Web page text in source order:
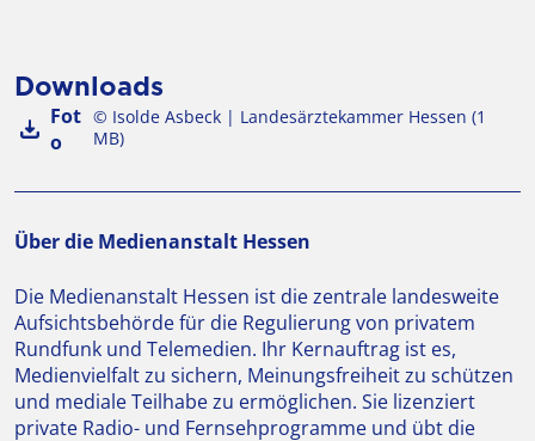
Downloads
Fot
o
© Isolde Asbeck | Landesärztekammer Hessen (1
MB)
Über die Medienanstalt Hessen
Die Medienanstalt Hessen ist die zentrale landesweite
Aufsichtsbehörde für die Regulierung von privatem
Rundfunk und Telemedien. Ihr Kernauftrag ist es,
Medienvielfalt zu sichern, Meinungsfreiheit zu schützen
und mediale Teilhabe zu ermöglichen. Sie lizenziert
private Radio- und Fernsehprogramme und übt die